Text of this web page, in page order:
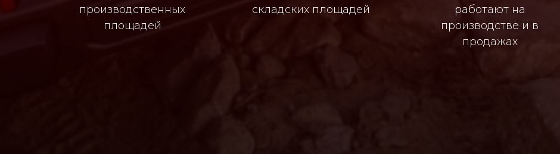
производственных
площадей
складских площадей
работают на
производстве и в
продажах